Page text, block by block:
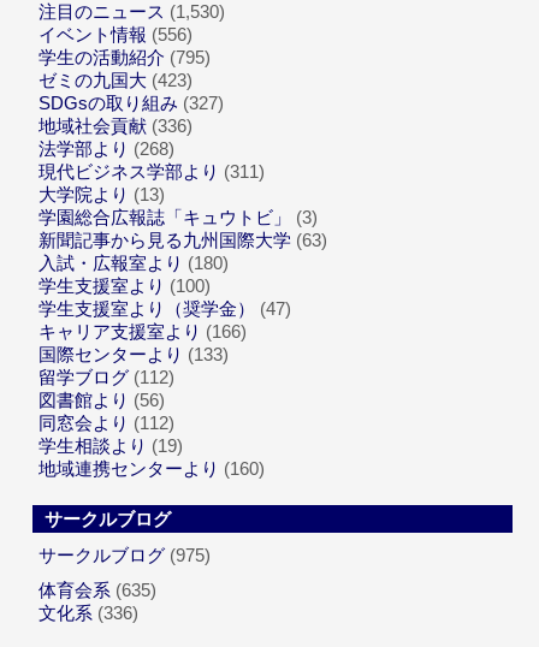
注目のニュース (1,530)
イベント情報 (556)
学生の活動紹介 (795)
ゼミの九国大 (423)
SDGsの取り組み (327)
地域社会貢献 (336)
法学部より (268)
現代ビジネス学部より (311)
大学院より (13)
学園総合広報誌「キュウトビ」
(3)
新聞記事から見る九州国際大学 (63)
入試・広報室より (180)
学生支援室より (100)
学生支援室より（奨学金）
(47)
キャリア支援室より (166)
国際センターより (133)
留学ブログ (112)
図書館より (56)
同窓会より (112)
学生相談より (19)
地域連携センターより (160)
サークルブログ
サークルブログ (975)
体育会系 (635)
文化系 (336)